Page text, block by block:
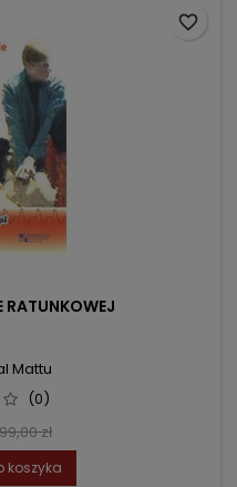
RATUNKOWEJ
Mattu
(0)
Cena
99,00 zł
koszyka
favorite_border